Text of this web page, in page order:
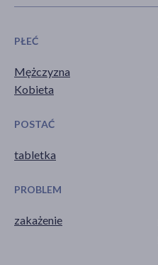
PŁEĆ
Mężczyzna
Kobieta
POSTAĆ
tabletka
PROBLEM
zakażenie